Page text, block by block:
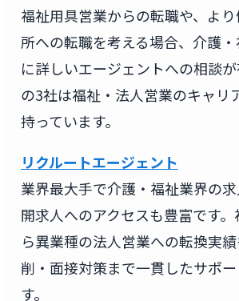
福祉用具営業からの転職や、よ
所への転職を考える場合、介護
に詳しいエージェントへの相談
の3社は福祉・法人営業のキャリ
持っています。
リクルートエージェント
業界最大手で介護・福祉業界の
開求人へのアクセスも豊富です
ら異業種の法人営業への転換実
削・面接対策まで一貫したサポ
す。